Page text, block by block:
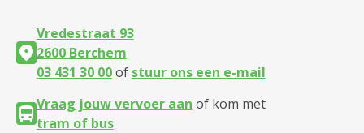
Vredestraat 93
2600 Berchem
03 431 30 00of stuur ons een e-mail
Vraag jouw vervoer aan of kom met
tram of bus